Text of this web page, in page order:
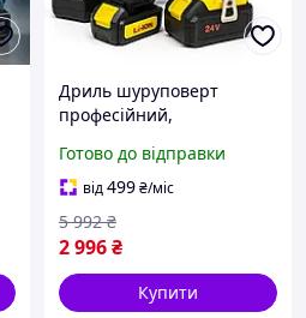
Дриль шуруповерт
професійний,
шуруповерт
Акумуляторний зручний
QM-81
Готово до відправки
від499₴/міс
2 996₴
5 992 ₴
Купити